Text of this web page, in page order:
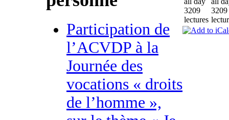
Participation de
l’ACVDP à la
Journée des
vocations « droits
de l’homme »,
3209
lectures
3209